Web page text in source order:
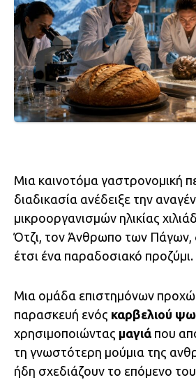
Μια καινοτόμα γαστρονομική
διαδικασία ανέδειξε την
μικροοργανισμών ηλικίας
Ότζι, τον Άνθρωπο των Πάγων,
έτσι ένα παραδοσιακό προζύμι.
Μια ομάδα επιστημόνων
παρασκευή ενός καρβελιού
χρησιμοποιώντας μαγιά που
τη γνωστότερη μούμια της
ήδη σχεδιάζουν το επόμενο